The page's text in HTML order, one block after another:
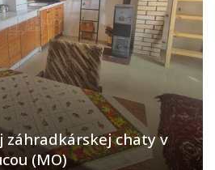
záhradkárskej chaty v
(MO)